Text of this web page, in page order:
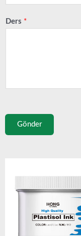
Ders *
Gönder